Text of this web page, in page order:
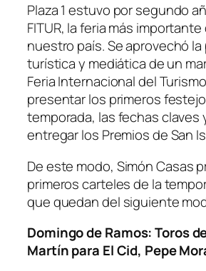
Plaza 1 estuvo por segundo
FITUR, la feria más
nuestro país. Se aprovechó
turística y mediática de un
Feria Internacional del
presentar los primeros
temporada, las fechas claves
entregar los Premios de San
De este modo, Simón Casas
primeros carteles de la
que quedan del siguiente
Domingo de Ramos: Toros
Martín para El Cid, Pepe